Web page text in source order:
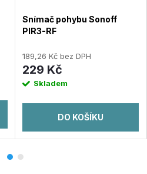
Snímač pohybu Sonoff
PIR3-RF
189,26 Kč bez DPH
229 Kč
Skladem
DO KOŠÍKU